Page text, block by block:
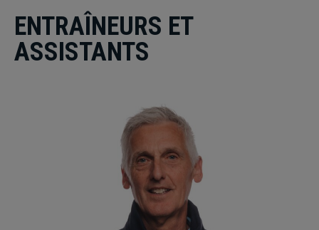
ENTRAÎNEURS ET
ASSISTANTS